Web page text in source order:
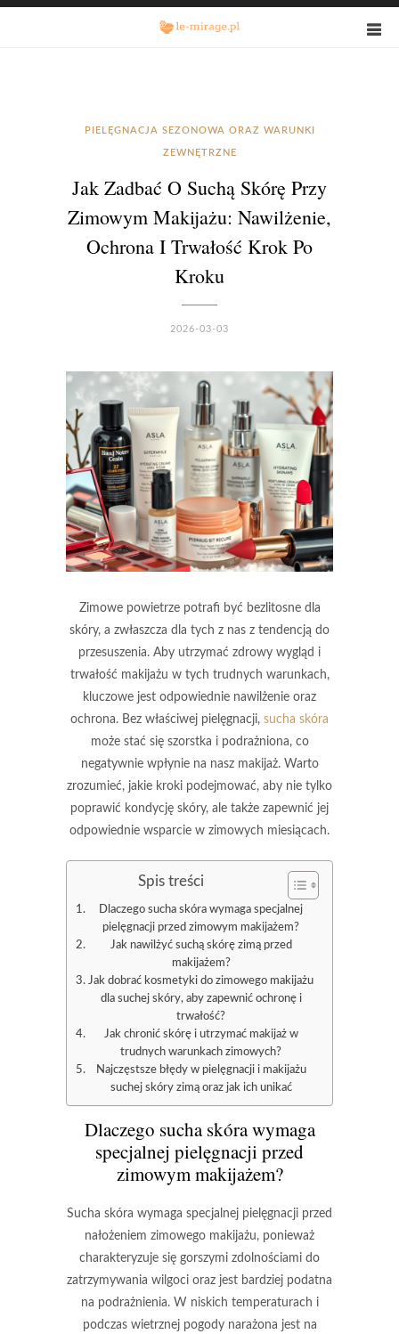
PIELĘGNACJA SEZONOWA ORAZ WARUNKI
ZEWNĘTRZNE
Jak Zadbać O Suchą Skórę Przy
Zimowym Makijażu: Nawilżenie,
Ochrona I Trwałość Krok Po
Kroku
2026-03-03
Zimowe powietrze potrafi być bezlitosne dla
skóry, a zwłaszcza dla tych z nas z tendencją do
przesuszenia. Aby utrzymać zdrowy wygląd i
trwałość makijażu w tych trudnych warunkach,
kluczowe jest odpowiednie nawilżenie oraz
ochrona. Bez właściwej pielęgnacji, sucha skóra
może stać się szorstka i podrażniona, co
negatywnie wpłynie na nasz makijaż. Warto
zrozumieć, jakie kroki podejmować, aby nie tylko
poprawić kondycję skóry, ale także zapewnić jej
odpowiednie wsparcie w zimowych miesiącach.
Spis treści
Dlaczego sucha skóra wymaga specjalnej
pielęgnacji przed zimowym makijażem?
Jak nawilżyć suchą skórę zimą przed
makijażem?
Jak dobrać kosmetyki do zimowego makijażu
dla suchej skóry, aby zapewnić ochronę i
trwałość?
Jak chronić skórę i utrzymać makijaż w
trudnych warunkach zimowych?
Najczęstsze błędy w pielęgnacji i makijażu
suchej skóry zimą oraz jak ich unikać
Dlaczego sucha skóra wymaga
specjalnej pielęgnacji przed
zimowym makijażem?
Sucha skóra wymaga specjalnej pielęgnacji przed
nałożeniem zimowego makijażu, ponieważ
charakteryzuje się gorszymi zdolnościami do
zatrzymywania wilgoci oraz jest bardziej podatna
na podrażnienia. W niskich temperaturach i
podczas wietrznej pogody narażona jest na